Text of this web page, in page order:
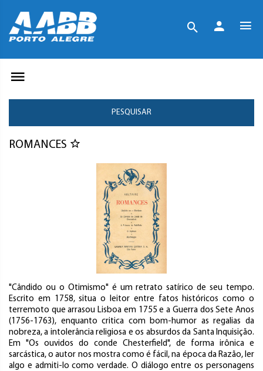
PESQUISAR
ROMANCES
"Cândido ou o Otimismo" é um retrato satírico de seu tempo.
Escrito em 1758, situa o leitor entre fatos históricos como o
terremoto que arrasou Lisboa em 1755 e a Guerra dos Sete Anos
(1756-1763), enquanto critica com bom-humor as regalias da
nobreza, a intolerância religiosa e os absurdos da Santa Inquisição.
Em "Os ouvidos do conde Chesterfield", de forma irônica e
sarcástica, o autor nos mostra como é fácil, na época da Razão, ler
algo e admiti-lo como verdade. O diálogo entre os personagens